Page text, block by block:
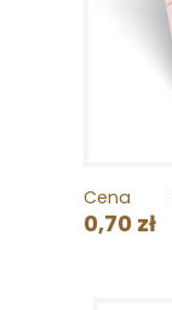
Cena
0,70 zł